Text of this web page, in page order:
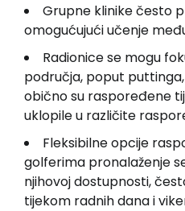
Grupne klinike često
omogućujući učenje
Radionice se mogu
područja, poput puttinga,
obično su raspoređene
uklopile u različite
Fleksibilne opcije
golferima pronalaženje
njihovoj dostupnosti,
tijekom radnih dana i